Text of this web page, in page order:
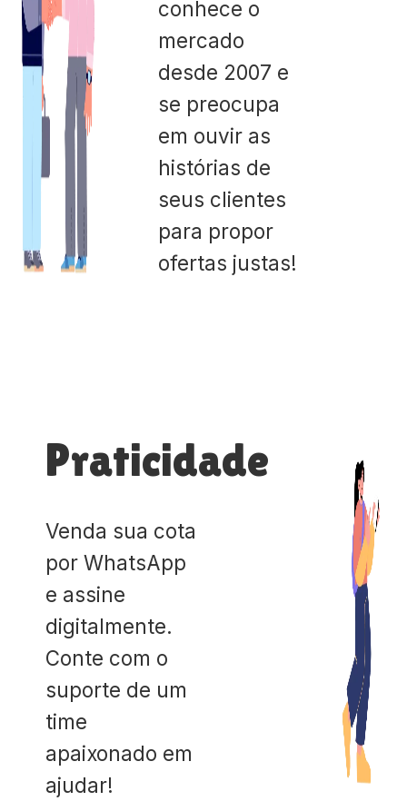
conhece o
mercado
desde 2007 e
se preocupa
em ouvir as
histórias de
seus clientes
para propor
ofertas justas!
Praticidade
Venda sua cota
por WhatsApp
e assine
digitalmente.
Conte com o
suporte de um
time
apaixonado em
ajudar!